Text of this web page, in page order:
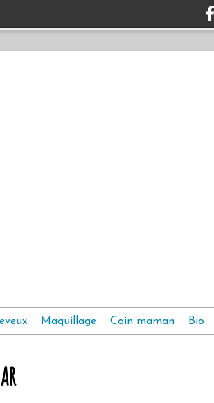
Maquillage Coin maman Bio